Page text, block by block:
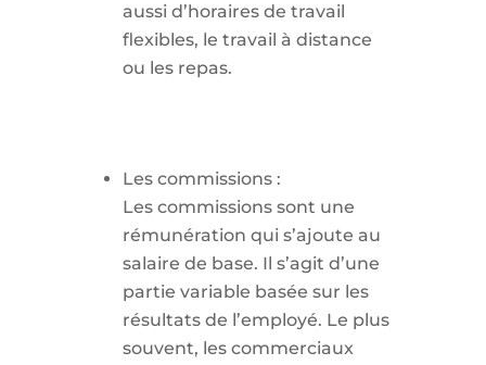
aussi d’horaires de travail
flexibles, le travail à distance
ou les repas.
Les commissions :
Les commissions sont une
rémunération qui s’ajoute au
salaire de base. Il s’agit d’une
partie variable basée sur les
résultats de l’employé. Le plus
souvent, les commerciaux